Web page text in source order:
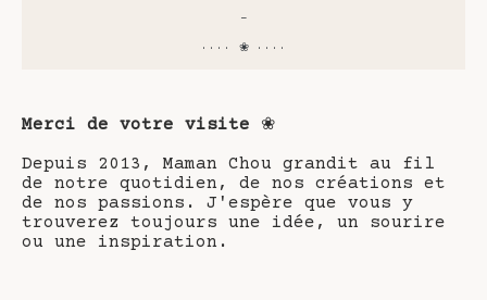
-
···· ❀ ····
Merci de votre visite ❀
Depuis 2013, Maman Chou grandit au fil
de notre quotidien, de nos créations et
de nos passions. J'espère que vous y
trouverez toujours une idée, un sourire
ou une inspiration.